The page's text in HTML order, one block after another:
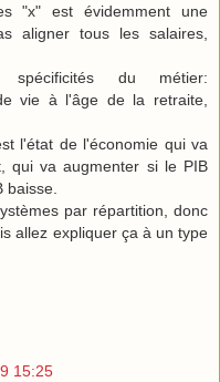
"x" est évidemment une
aligner tous les salaires,
du métier:
vie à l'âge de la retraite,
l'état de l'économie qui va
qui va augmenter si le PIB
baisse.
par répartition, donc
allez expliquer ça à un type
15:25